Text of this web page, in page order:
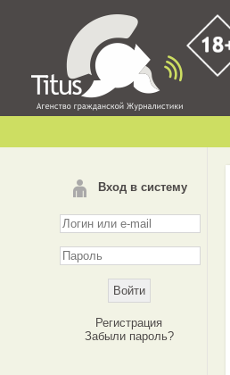
Вход в систему
Регистрация
Забыли пароль?